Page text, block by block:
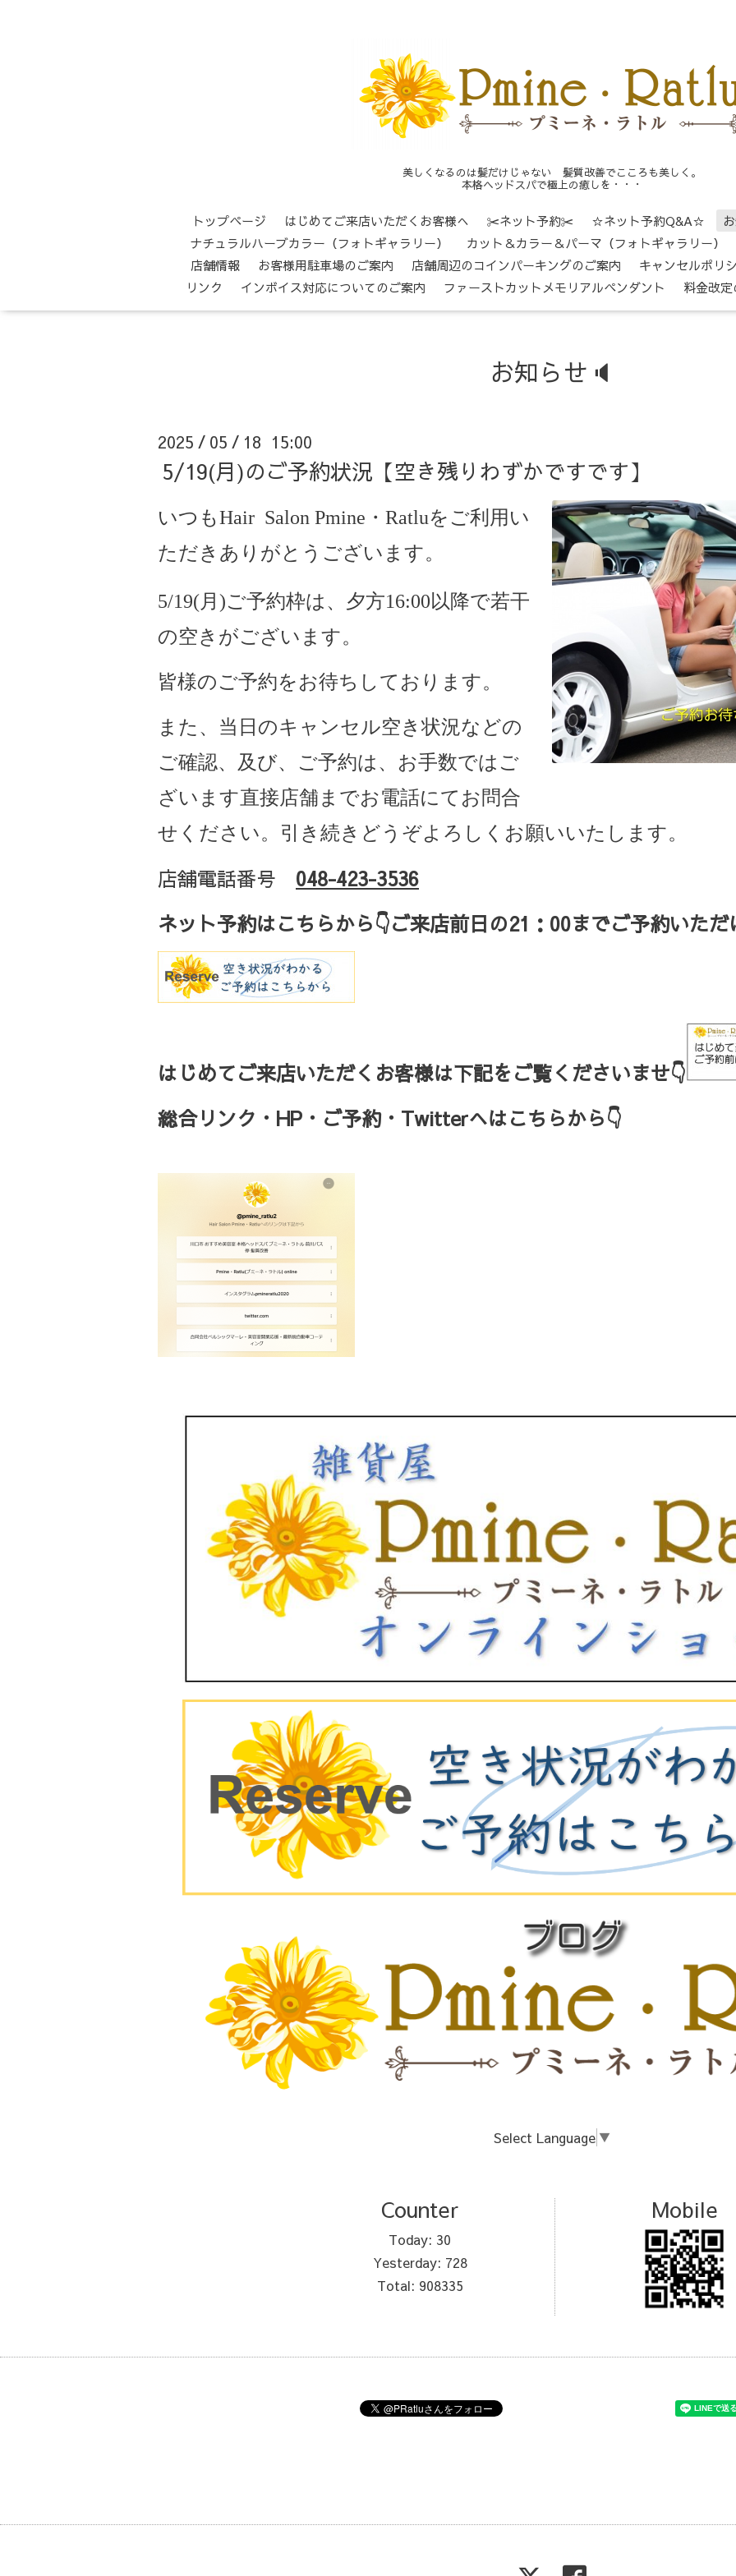
美しくなるのは髪だけじゃない 髪質改善でこころも美しく。
本格ヘッドスパで極上の癒しを・・・
トップページ はじめてご来店いただくお客様へ ✂ネット予約✂ ☆ネット予約Q&A☆
ナチュラルハーブカラー（フォトギャラリー）
カット＆カラー＆パーマ（フォトギャラリー）
店舗情報
お客様用駐車場のご案内 店舗周辺のコインパーキングのご案内
キャンセルポリ
リンク
インボイス対応についてのご案内 ファーストカットメモリアルペンダント 料金改
お知らせ🔈
2025 / 05 / 18 15:00
5/19(月)のご予約状況【空き残りわずかですです】
いつもHair Salon Pmine・Ratluをご利用い
ただきありがとうございます。
5/19(月)ご予約枠は、夕方16:00以降で若干
の空きがございます。
皆様のご予約をお待ちしております。
また、当日のキャンセル空き状況などの
ご確認、及び、ご予約は、お手数ではご
ざいます直接店舗までお電話にてお問合
せください。引き続きどうぞよろしくお願いいたします。
店舗電話番号 048-423-3536
ネット予約はこちらから👇ご来店前日の21 ： 00までご予約いただ
はじめてご来店いただくお客様は下記をご覧くださいませ👇
総合リンク・HP・ご予約・Twitterへはこちらから👇
Select Language ▼
Counter
Today: 30
Yesterday: 728
Total: 908335
Mobile